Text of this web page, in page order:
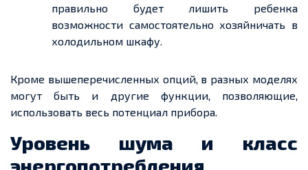
правильно будет лишить ребенка
возможности самостоятельно хозяйничать в
холодильном шкафу.
Кроме вышеперечисленных опций, в разных моделях
могут быть и другие функции, позволяющие,
использовать весь потенциал прибора.
Уровень шума и класс
энергопотребления